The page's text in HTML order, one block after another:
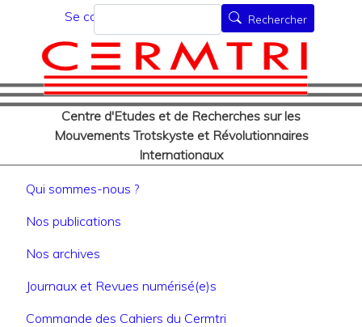
au
contenu
principal
Menu du compte de
Se connecter
Centre d'Etudes et de Recherches sur les
Mouvements Trotskyste et Révolutionnaires
Internationaux
Rechercher Rechercher
Navigation principale
Qui sommes-nous ?
Nos publications
Nos archives
Journaux et Revues numérisé(e)s
Commande des Cahiers du Cermtri